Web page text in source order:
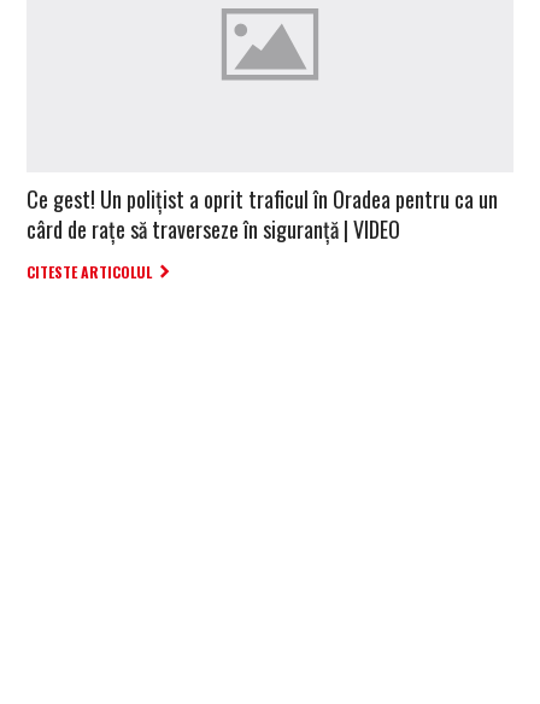
Ce gest! Un polițist a oprit traficul în Oradea pentru ca un
cârd de rațe să traverseze în siguranță | VIDEO
CITESTE ARTICOLUL